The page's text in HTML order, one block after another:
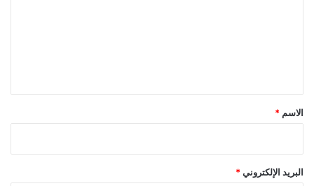
*
الاسم *
البريد الإلكتروني *